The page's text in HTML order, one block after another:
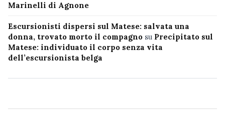
Marinelli di Agnone
Escursionisti dispersi sul Matese: salvata una
donna, trovato morto il compagno su Precipitato sul
Matese: individuato il corpo senza vita
dell’escursionista belga